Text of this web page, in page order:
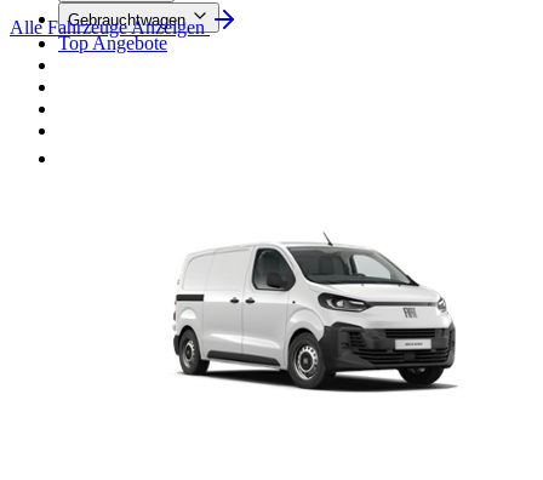
Gebrauchtwagen
Top Angebote
Alle Fahrzeuge Anzeigen